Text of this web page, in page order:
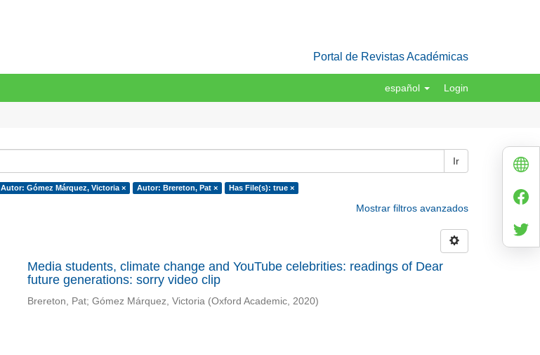
Portal de Revistas Académicas
español Login
Ir
Autor: Gómez Márquez, Victoria × Autor: Brereton, Pat × Has File(s): true ×
Mostrar filtros avanzados
Media students, climate change and YouTube celebrities: readings of Dear
future generations: sorry video clip
Brereton, Pat; Gómez Márquez, Victoria (Oxford Academic, 2020)